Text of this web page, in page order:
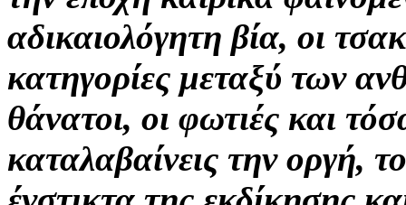
αδικαιολόγητη βία, οι
κατηγορίες μεταξύ των
θάνατοι, οι φωτιές και
καταλαβαίνεις την οργή,